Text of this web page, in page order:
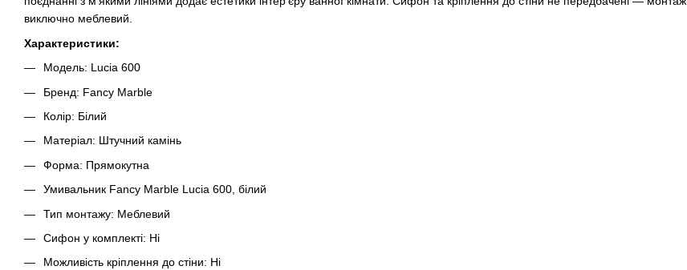
виключно меблевий.
Характеристики:
Модель: Lucia 600
Бренд: Fancy Marble
Колір: Білий
Матеріал: Штучний камінь
Форма: Прямокутна
Умивальник Fancy Marble Lucia 600, білий
Тип монтажу: Меблевий
Сифон у комплекті: Ні
Можливість кріплення до стіни: Ні